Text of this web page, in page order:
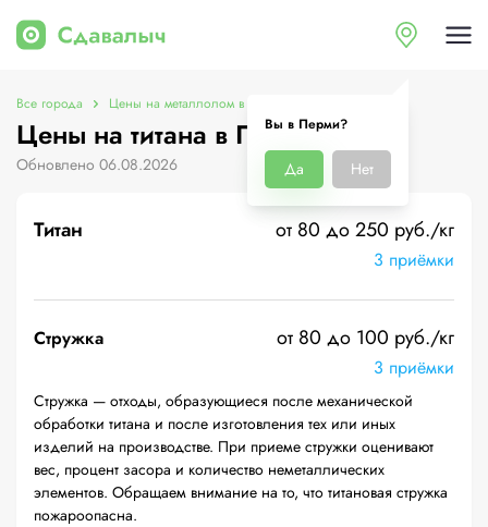
Вы в Перми?
Да Нет
Все города Цены на металлолом в Перми
Цены на титана в Перми
Обновлено 06.08.2026
Титан от 80 до 250 руб./кг
3 приёмки
Стружка от 80 до 100 руб./кг
3 приёмки
Стружка — отходы, образующиеся после механической
обработки титана и после изготовления тех или иных
изделий на производстве. При приеме стружки оценивают
вес, процент засора и количество неметаллических
элементов. Обращаем внимание на то, что титановая стружка
пожароопасна.